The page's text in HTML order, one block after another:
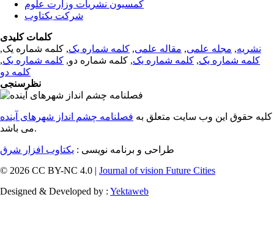
کمسیون نشریات وزارت علوم
شرکت یکتاوب
کلمات کلیدی
نشریه, مجله علمی, مقاله علمی, کلمه شماره یک, کلمه شماره یک,
کلمه شماره یک, کلمه شماره یک, کلمه شماره دو, کلمه شماره یک,
کلمه دو
نظرسنجی
کلیه حقوق این وب سایت متعلق به فصلنامه چشم انداز شهرهای آینده
می باشد.
طراحی و برنامه نویسی : یکتاوب افزار شرق
© 2026 CC BY-NC 4.0 | Journal of vision Future Cities
Designed & Developed by : Yektaweb